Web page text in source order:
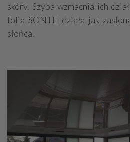
skóry. Szyba wzmacnia ich
folia SONTE działa jak
słońca.